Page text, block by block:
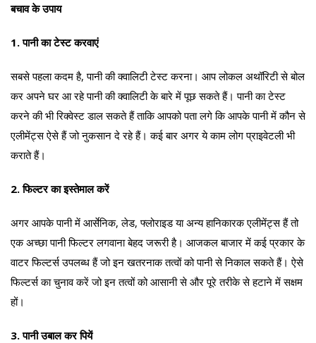
बचाव के उपाय
1. पानी का टेस्ट करवाएं
सबसे पहला कदम है, पानी की क्वालिटी टेस्ट करना। आप लोकल अथॉरिटी से बोल
कर अपने घर आ रहे पानी की क्वालिटी के बारे में पूछ सकते हैं। पानी का टेस्ट
करने की भी रिक्वेस्ट डाल सकते हैं ताकि आपको पता लगे कि आपके पानी में कौन से
एलीमेंट्स ऐसे हैं जो नुकसान दे रहे हैं। कई बार अगर ये काम लोग प्राइवेटली भी
कराते हैं।
2. फिल्टर का इस्तेमाल करें
अगर आपके पानी में आर्सेनिक, लेड, फ्लोराइड या अन्य हानिकारक एलीमेंट्स हैं तो
एक अच्छा पानी फिल्टर लगवाना बेहद जरूरी है। आजकल बाजार में कई प्रकार के
वाटर फिल्टर्स उपलब्ध हैं जो इन खतरनाक तत्वों को पानी से निकाल सकते हैं। ऐसे
फिल्टर्स का चुनाव करें जो इन तत्वों को आसानी से और पूरे तरीके से हटाने में सक्षम
हों।
3. पानी उबाल कर पियें